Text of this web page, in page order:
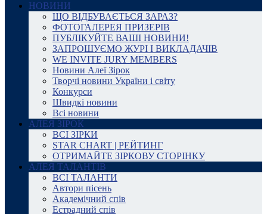
НОВИНИ
ЩО ВІДБУВАЄТЬСЯ ЗАРАЗ?
ФОТОГАЛЕРЕЯ ПРИЗЕРІВ
ПУБЛІКУЙТЕ ВАШІ НОВИНИ!
ЗАПРОШУЄМО ЖУРІ І ВИКЛАДАЧІВ
WE INVITE JURY MEMBERS
Новини Алеї Зірок
Творчі новини України і світу
Конкурси
Швидкі новини
Всі новини
АЛЕЯ ЗІРОК
ВСІ ЗІРКИ
STAR CHART | РЕЙТИНГ
ОТРИМАЙТЕ ЗІРКОВУ СТОРІНКУ
АЛЕЯ ТАЛАНТІВ
ВСІ ТАЛАНТИ
Автори пісень
Академічний спів
Естрадний спів